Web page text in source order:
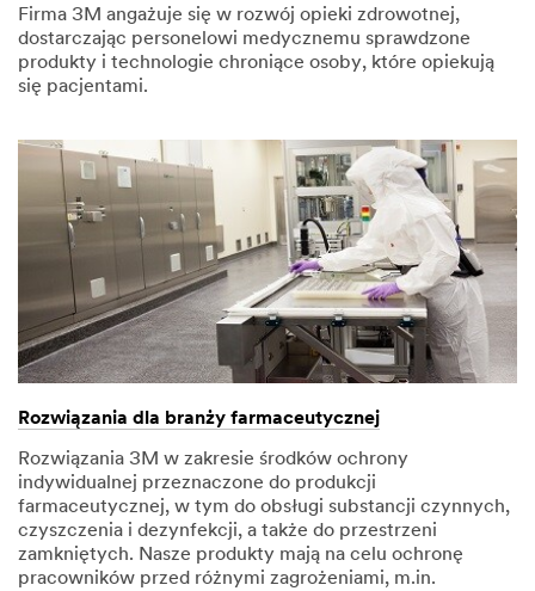
Firma 3M angażuje się w rozwój opieki zdrowotnej,
dostarczając personelowi medycznemu sprawdzone
produkty i technologie chroniące osoby, które opiekują
się pacjentami.
Rozwiązania dla branży farmaceutycznej
Rozwiązania 3M w zakresie środków ochrony
indywidualnej przeznaczone do produkcji
farmaceutycznej, w tym do obsługi substancji czynnych,
czyszczenia i dezynfekcji, a także do przestrzeni
zamkniętych. Nasze produkty mają na celu ochronę
pracowników przed różnymi zagrożeniami, m.in.